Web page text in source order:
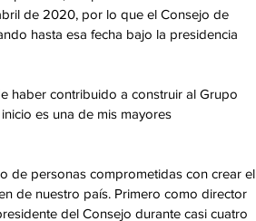
de 2020, por lo que el Consejo de
hasta esa fecha bajo la presidencia
haber contribuido a construir al Grupo
es una de mis mayores
de personas comprometidas con crear el
de nuestro país. Primero como director
del Consejo durante casi cuatro